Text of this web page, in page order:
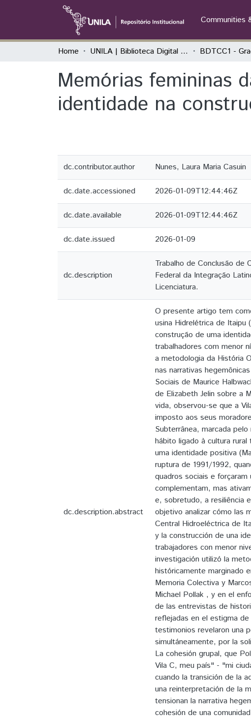
Communities
Home UNILA | Biblioteca Digital de Trabalhos de Conclusão de Curso BDTCC1 -
Memórias femininas
identidade na
dc.contributor.author Nunes, Laura Maria Casuin
dc.date.accessioned 2026-01-09T12:44:46Z
dc.date.available 2026-01-09T12:44:46Z
dc.date.issued 2026-01-09
dc.description
Trabalho de Conclusão de
Federal da Integração
Licenciatura.
dc.description.abstract
O presente artigo tem
usina Hidrelétrica de
construção de uma
trabalhadores com menor
a metodologia da História
nas narrativas
Sociais de Maurice
de Elizabeth Jelin sobre a
vida, observou-se que a
imposto aos seus
Subterrânea, marcada
hábito ligado à cultura
uma identidade positiva
ruptura de 1991/1992,
quadros sociais e
complementam, mas
e, sobretudo, a resiliência
objetivo analizar cómo las
Central Hidroeléctrica de
y la construcción de una
trabajadores con menor
investigación utilizó la
históricamente marginado
Memoria Colectiva y
Michael Pollak , y en el
de las entrevistas de
reflejadas en el estigma
testimonios revelaron una
simultáneamente, por la
La cohesión grupal, que
Vila C, meu país" - "mi
cuando la transición de la
una reinterpretación de la
tensionan la narrativa
cohesión de una